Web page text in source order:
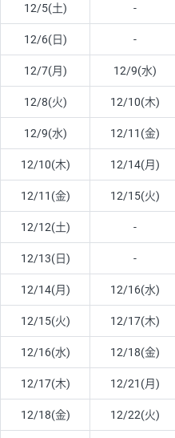
12/5(土) -
12/6(日) -
12/7(月) 12/9(水)
12/8(火) 12/10(木)
12/9(水) 12/11(金)
12/10(木) 12/14(月)
12/11(金) 12/15(火)
12/12(土) -
12/13(日) -
12/14(月) 12/16(水)
12/15(火) 12/17(木)
12/16(水) 12/18(金)
12/17(木) 12/21(月)
12/18(金) 12/22(火)